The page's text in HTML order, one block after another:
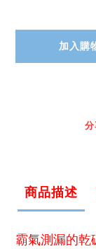
加入購
分
商品描述
霸氣測漏的乾